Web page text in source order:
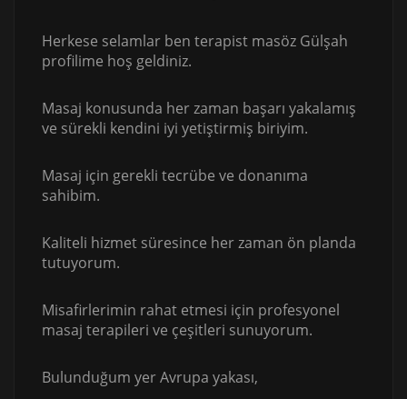
Herkese selamlar ben terapist masöz Gülşah
profilime hoş geldiniz.
Masaj konusunda her zaman başarı yakalamış
ve sürekli kendini iyi yetiştirmiş biriyim.
Masaj için gerekli tecrübe ve donanıma
sahibim.
Kaliteli hizmet süresince her zaman ön planda
tutuyorum.
Misafirlerimin rahat etmesi için profesyonel
masaj terapileri ve çeşitleri sunuyorum.
Bulunduğum yer Avrupa yakası,